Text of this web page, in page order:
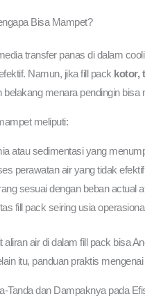
Bisa Mampet?
transfer panas di dalam
Namun, jika fill pack kotor,
belakang menara pendingin
meliputi:
atau sedimentasi yang
perawatan air yang tidak
sesuai dengan beban actual
fill pack seiring usia
aliran air di dalam fill pack bisa
itu, panduan praktis
Tanda dan Dampaknya pada